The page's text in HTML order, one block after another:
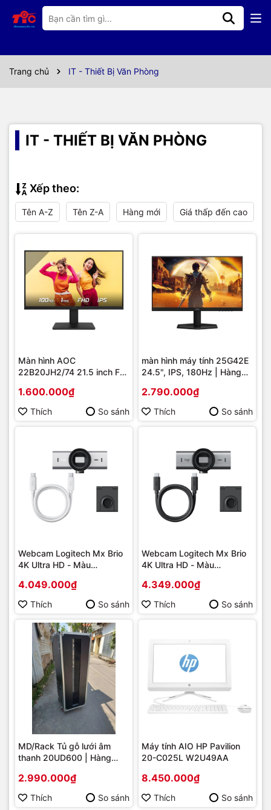
Trang chủ IT - Thiết Bị Văn Phòng
IT - THIẾT BỊ VĂN PHÒNG
Xếp theo:
Tên A-Z Tên Z-A Hàng mới Giá thấp đến cao
Màn hình AOC
22B20JH2/74 21.5 inch Full
ảnh Sắc Nét, Chuyển Động
Mượt Mà
1.600.000₫
Thích So sánh
màn hình máy tính 25G42E
24.5", IPS, 180Hz | Hàng
2.790.000₫
Thích So sánh
Webcam Logitech Mx Brio
4K Ultra HD - Màu
chính hãng
4.049.000₫
Thích So sánh
Webcam Logitech Mx Brio
4K Ultra HD - Màu
chính hãng
4.349.000₫
Thích So sánh
MD/Rack Tủ gỗ lưới âm
thanh 20UD600 | Hàng
2.990.000₫
Thích So sánh
Máy tính AIO HP Pavilion
20-C025L W2U49AA
8.450.000₫
Thích So sánh